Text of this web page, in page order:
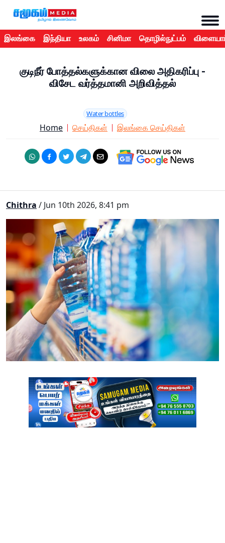
இலங்கை இந்தியா உலகம் சினிமா தொழில்நுட்பம்
குடிநீர் போத்தல்களுக்கான விலை அதிகரிப்பு -
விசேட வர்த்தமானி அறிவித்தல்
Water bottles
Home செய்திகள் இலங்கை செய்திகள்
Chithra / Jun 10th 2026, 8:41 pm